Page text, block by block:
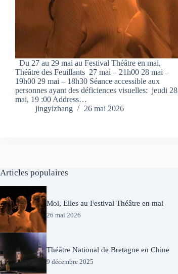
Du 27 au 29 mai au Festival Théâtre en mai,
Théâtre des Feuillants 27 mai – 21h00 28 mai –
19h00 29 mai – 18h30 Séance accessible aux
personnes ayant des déficiences visuelles: jeudi 28
mai, 19 :00 Address…
jingyizhang
26 mai 2026
Articles populaires
Moi, Elles au Festival Théâtre en mai
26 mai 2026
Théâtre National de Bretagne en Chine
9 décembre 2025